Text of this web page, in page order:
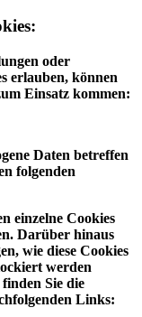
oder
erlauben, können
Einsatz kommen:
Daten betreffen
folgenden
einzelne Cookies
Darüber hinaus
wie diese Cookies
werden
Sie die
Links: